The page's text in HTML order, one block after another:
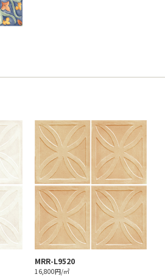
MRR-L9520
16,800円/㎡